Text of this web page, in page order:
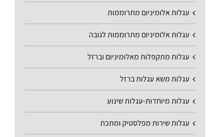
עגלות אלומיניום מתרוממות
עגלות אלומיניום מתרוממות לגובה
עגלות מתקפלות מאלומיניום וברזל
עגלות משא עגלות ברזל
עגלות מיוחדות-עגלות שינוע
עגלות שירות מפלסטיק ומתכת